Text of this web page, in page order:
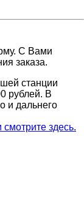
С Вами
заказа.
станции
рублей. В
и дальнего
здесь.